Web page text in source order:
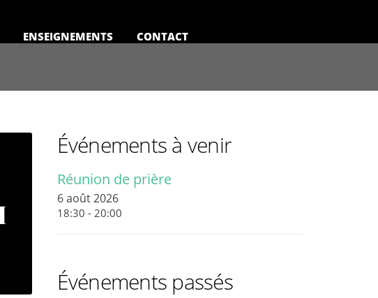
ENSEIGNEMENTS CONTACT
Événements à venir
Réunion de prière
6 août 2026
18:30 - 20:00
Événements passés